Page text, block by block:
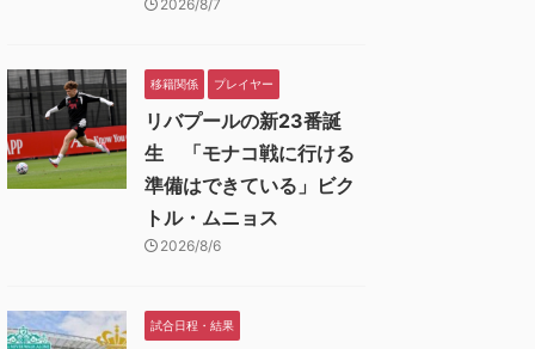
2026/8/7
移籍関係 プレイヤー
リバプールの新23番誕
生 「モナコ戦に行ける
準備はできている」ビク
トル・ムニョス
2026/8/6
試合日程・結果